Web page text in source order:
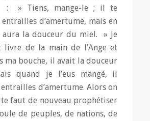
» Tiens, mange-le ; il te
d’amertume, mais en
la douceur du miel. » Je
de la main de l’Ange et
ma bouche, il avait la douceur
quand je l’eus mangé, il
d’amertume. Alors on
faut de nouveau prophétiser
de peuples, de nations, de